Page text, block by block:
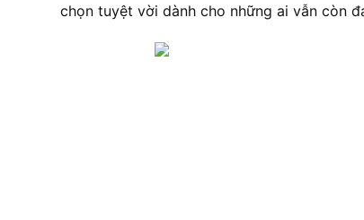
chọn tuyệt vời dành cho những ai vẫn còn